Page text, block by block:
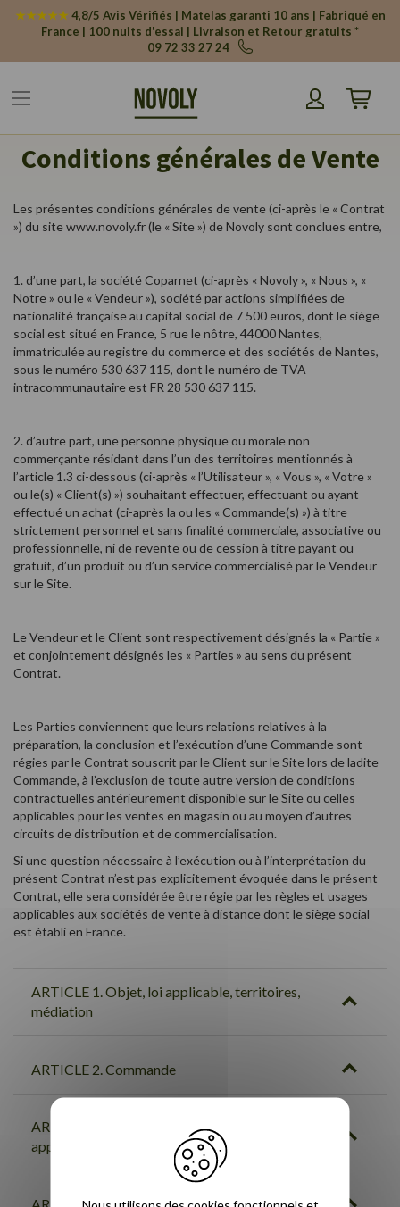
★★★★★ 4,8/5 Avis Vérifiés | Matelas garanti 10 ans | Fabriqué en
France | 100 nuits d'essai | Livraison et Retour gratuits *
09 72 33 27 24
Mon
Conditions générales de Vente
Les présentes conditions générales de vente (ci-après le « Contrat
») du site www.novoly.fr (le « Site ») de Novoly sont conclues entre,
1. d’une part, la société Coparnet (ci-après « Novoly », « Nous », «
Notre » ou le « Vendeur »), société par actions simplifiées de
nationalité française au capital social de 7 500 euros, dont le siège
social est situé en France, 5 rue le nôtre, 44000 Nantes,
immatriculée au registre du commerce et des sociétés de Nantes,
sous le numéro 530 637 115, dont le numéro de TVA
intracommunautaire est FR 28 530 637 115.
2. d’autre part, une personne physique ou morale non
commerçante résidant dans l’un des territoires mentionnés à
l’article 1.3 ci-dessous (ci-après « l’Utilisateur », « Vous », « Votre »
ou le(s) « Client(s) ») souhaitant effectuer, effectuant ou ayant
effectué un achat (ci-après la ou les « Commande(s) ») à titre
strictement personnel et sans finalité commerciale, associative ou
professionnelle, ni de revente ou de cession à titre payant ou
gratuit, d’un produit ou d’un service commercialisé par le Vendeur
sur le Site.
Le Vendeur et le Client sont respectivement désignés la « Partie »
et conjointement désignés les « Parties » au sens du présent
Contrat.
Les Parties conviennent que leurs relations relatives à la
préparation, la conclusion et l’exécution d’une Commande sont
régies par le Contrat souscrit par le Client sur le Site lors de ladite
Commande, à l’exclusion de toute autre version de conditions
contractuelles antérieurement disponible sur le Site ou celles
applicables pour les ventes en magasin ou au moyen d’autres
circuits de distribution et de commercialisation.
Si une question nécessaire à l’exécution ou à l’interprétation du
présent Contrat n’est pas explicitement évoquée dans le présent
Contrat, elle sera considérée être régie par les règles et usages
applicables aux sociétés de vente à distance dont le siège social
est établi en France.
ARTICLE 1. Objet, loi applicable, territoires,
médiation
ARTICLE 2. Commande
ARTICLE 3. Description des produits et tarifs
applicables
ARTICLE 4. Modalités de paiement
Panneau de gestion des cookies